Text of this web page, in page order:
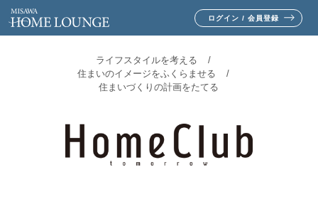
ログイン / 会員登録
ライフスタイルを考える
住まいのイメージをふくらませる
住まいづくりの計画をたてる